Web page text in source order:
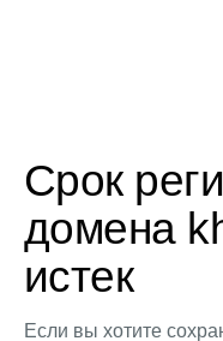
Срок
домена
истек
Если вы хотите